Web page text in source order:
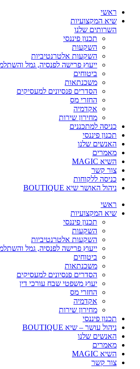
ראשי
שיא המקצועיות
השרותים שלנו
תכנון פיננסי
השקעות
השקעות אלטרנטיביות
ייעוץ פרישה לפנסיה, גמל
ביטוחים
משכנתאות
הסדרים פנסיונים למעסיקים
החזרי מס
אקדמיה
מחירון שירות
כניסה למתכננים
תכנון פיננסי
האנשים שלנו
מאמרים
השיא MAGIC
צור קשר
כניסה ללקוחות
ניהול האושר שיא BOUTIQUE
ראשי
שיא המקצועיות
תכנון פיננסי
השקעות
השקעות אלטרנטיביות
ייעוץ פרישה לפנסיה, גמל
ביטוחים
משכנתאות
הסדרים פנסיונים למעסיקים
יעוץ משפטי שבח עורכי דין
החזרי מס
אקדמיה
מחירון שירות
תכנון פיננסי
ניהול עושר – שיא BOUTIQUE
האנשים שלנו
מאמרים
השיא MAGIC
צור קשר